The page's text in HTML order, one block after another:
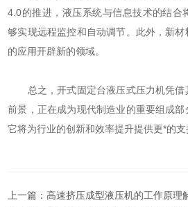
4.0的推进，液压系统与信息技术的结合
够实现远程监控和自动调节。此外，新
的应用开辟新的领域。
总之，开式固定台液压式压力机凭借
前景，正在成为现代制造业的重要组成部
它将为行业的创新和效率提升提供更*的支
上一篇：高速挤压成型液压机的工作原理